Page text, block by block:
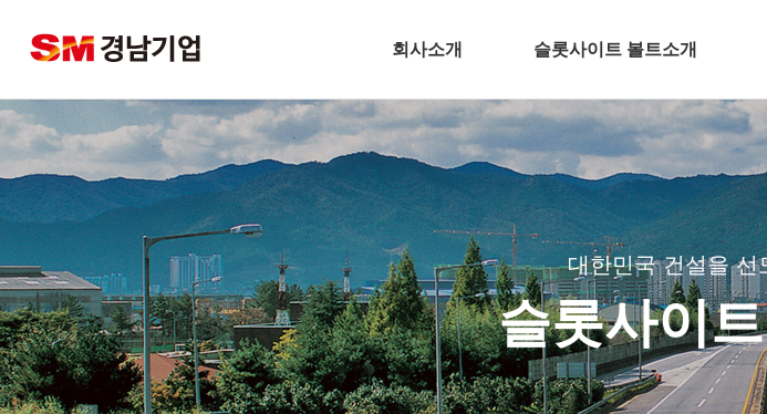
회사소개
기업개요
CEO 인사말
비전
주요연혁
경남기업 네트워크
안전보건방침
기술경영
환경경영
찾아오시는길
슬롯사이트 볼트소개
주택개발
토목
슬롯사이트 볼트
환경
해외
인테리어
대한민국 건설을 선
슬롯사이